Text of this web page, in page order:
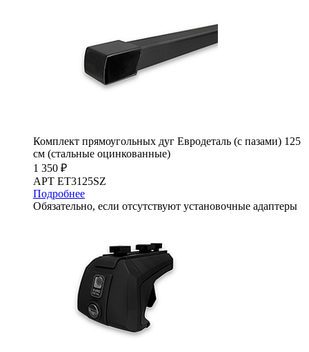
Комплект прямоугольных дуг Евродеталь (с пазами) 125
см (стальные оцинкованные)
1 350 ₽
АРТ ET3125SZ
Подробнее
Обязательно, если отсутствуют установочные адаптеры